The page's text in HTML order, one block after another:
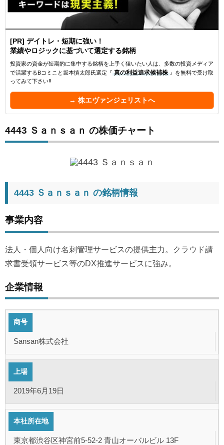
[PR] デイトレ・短期に強い！
業績やロジックに基づいて選定する銘柄
投資家の資金が短期的に集中する銘柄を上手く狙いたい人は、多数の投資メディア
で活躍するBコミこと坂本慎太郎氏選定『 真の利益追求候補株 』を無料で受け取
ってみて下さい!!
→ 株エヴァンジェリストへ
4443 Ｓａｎｓａｎ の株価チャート
4443 Ｓａｎｓａｎ の銘柄情報
事業内容
法人・個人向け名刺管理サービスの提供主力。クラウド請
求書受領サービス等のDX推進サービスに強み。
企業情報
商号
Sansan株式会社
上場
2019年6月19日
本社所在地
東京都渋谷区神宮前5-52-2 青山オーバルビル 13F